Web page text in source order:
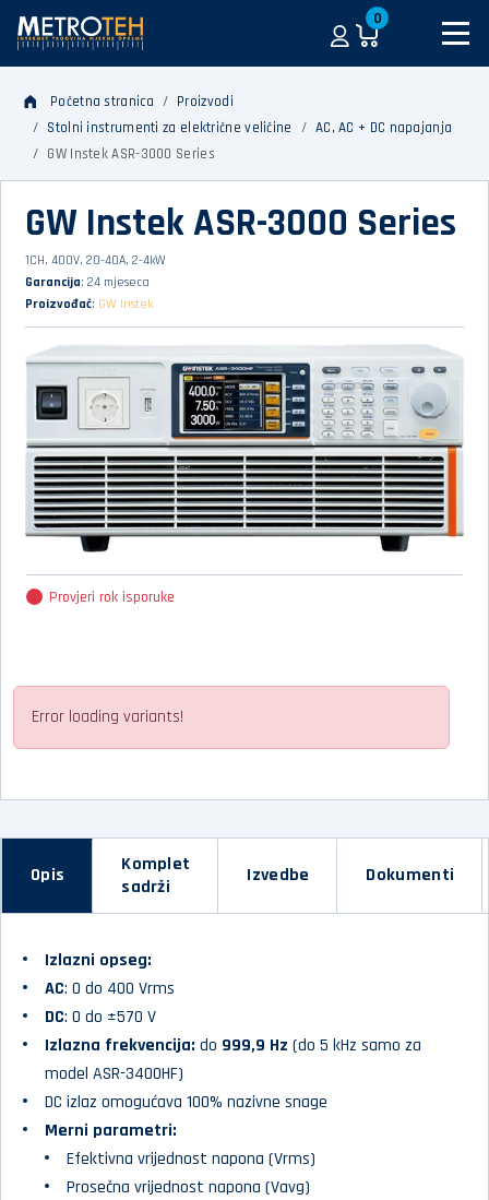
0
Početna stranica
Proizvodi
Stolni instrumenti za električne veličine
AC, AC + DC napajanja
GW Instek ASR-3000 Series
GW Instek ASR-3000 Series
1CH, 400V, 20-40A, 2-4kW
Garancija: 24 mjeseca
Proizvođač: GW Instek
Provjeri rok isporuke
Error loading variants!
Opis
Komplet
sadrži
Izvedbe Dokumenti
Izlazni opseg:
AC: 0 do 400 Vrms
DC: 0 do ±570 V
Izlazna frekvencija: do 999,9 Hz (do 5 kHz samo za
model ASR-3400HF)
DC izlaz omogućava 100% nazivne snage
Merni parametri:
Efektivna vrijednost napona (Vrms)
Prosečna vrijednost napona (Vavg)